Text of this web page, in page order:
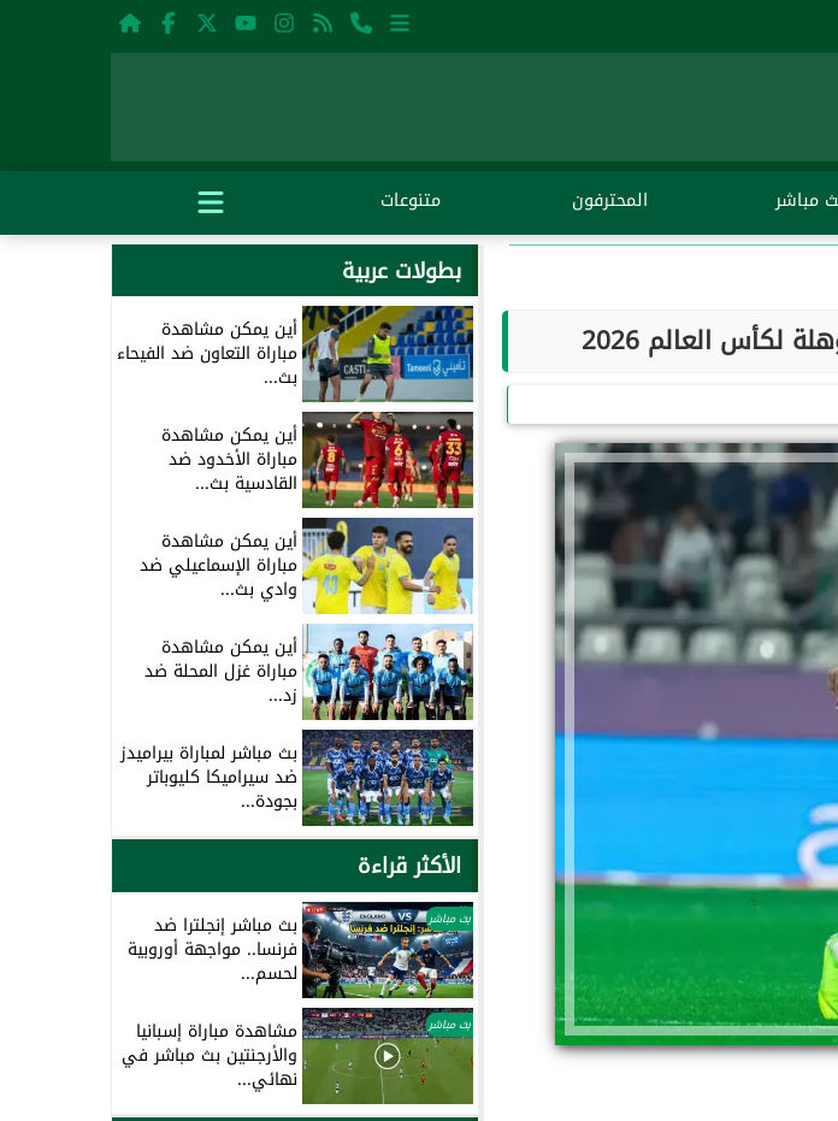
مباشر المحترفون متنوعات
العالم 2026
بطولات عربية
أين يمكن مشاهدة
مباراة التعاون ضد الفيحاء
بث...
أين يمكن مشاهدة
مباراة الأخدود ضد
القادسية بث...
أين يمكن مشاهدة
مباراة الإسماعيلي ضد
وادي بث...
أين يمكن مشاهدة
مباراة غزل المحلة ضد
زد...
بث مباشر لمباراة بيراميدز
ضد سيراميكا كليوباتر
بجودة...
الأكثر قراءة
بث مباشر بث مباشر إنجلترا ضد
فرنسا.. مواجهة أوروبية
لحسم...
بث مباشر مشاهدة مباراة إسبانيا
والأرجنتين بث مباشر في
نهائي...